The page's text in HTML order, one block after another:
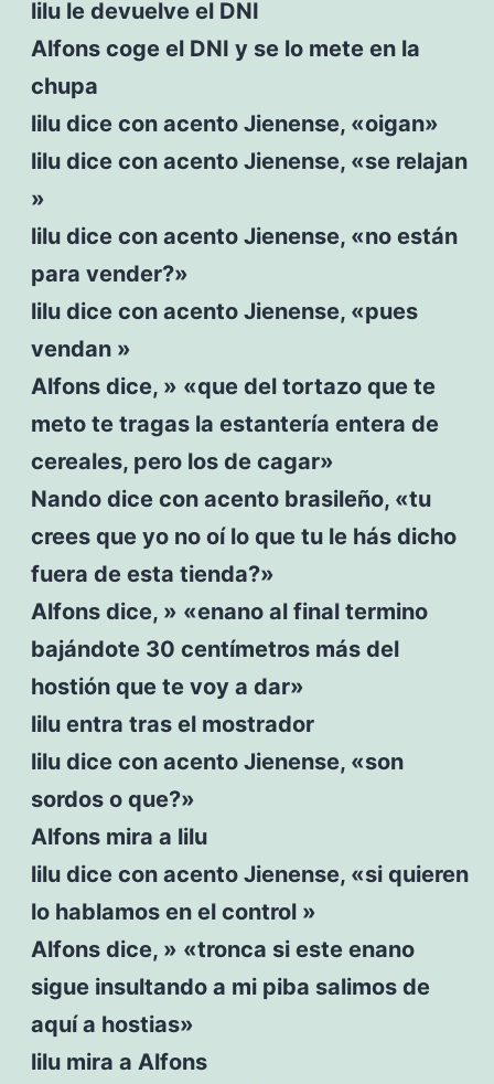
lilu le devuelve el DNI
Alfons coge el DNI y se lo mete en la
chupa
lilu dice con acento Jienense, «oigan»
lilu dice con acento Jienense, «se relajan
»
lilu dice con acento Jienense, «no están
para vender?»
lilu dice con acento Jienense, «pues
vendan »
Alfons dice, » «que del tortazo que te
meto te tragas la estantería entera de
cereales, pero los de cagar»
Nando dice con acento brasileño, «tu
crees que yo no oí lo que tu le hás dicho
fuera de esta tienda?»
Alfons dice, » «enano al final termino
bajándote 30 centímetros más del
hostión que te voy a dar»
lilu entra tras el mostrador
lilu dice con acento Jienense, «son
sordos o que?»
Alfons mira a lilu
lilu dice con acento Jienense, «si quieren
lo hablamos en el control »
Alfons dice, » «tronca si este enano
sigue insultando a mi piba salimos de
aquí a hostias»
lilu mira a Alfons